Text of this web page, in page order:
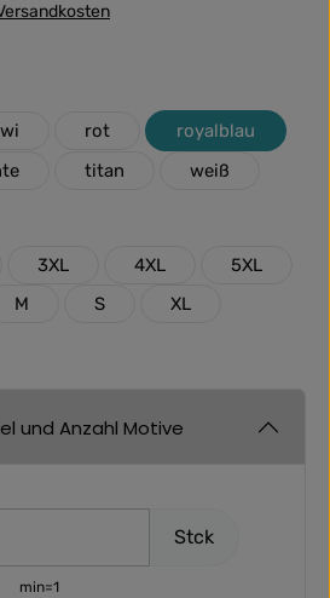
rot
royalblau
titan weiß
3XL 4XL
5XL
M S
XL
und Anzahl Motive
Stck
min=1